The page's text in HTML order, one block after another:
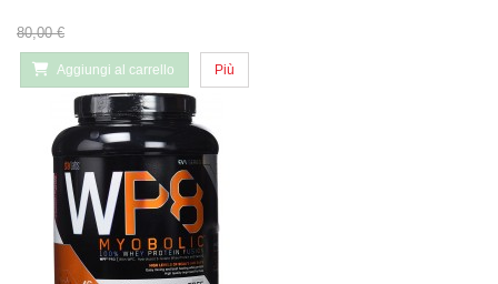
80,00 €
Aggiungi al carrello Più